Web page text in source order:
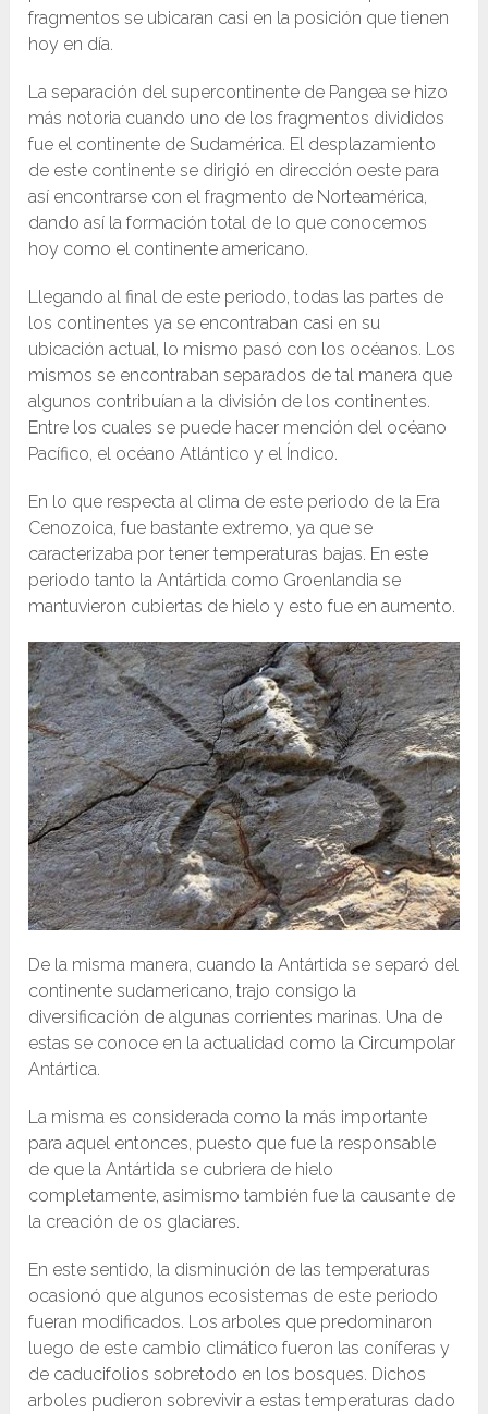
fragmentos se ubicaran casi en la posición que tienen
hoy en día.
La separación del supercontinente de Pangea se hizo
más notoria cuando uno de los fragmentos divididos
fue el continente de Sudamérica. El desplazamiento
de este continente se dirigió en dirección oeste para
así encontrarse con el fragmento de Norteamérica,
dando así la formación total de lo que conocemos
hoy como el continente americano.
Llegando al final de este periodo, todas las partes de
los continentes ya se encontraban casi en su
ubicación actual, lo mismo pasó con los océanos. Los
mismos se encontraban separados de tal manera que
algunos contribuían a la división de los continentes.
Entre los cuales se puede hacer mención del océano
Pacífico, el océano Atlántico y el Índico.
En lo que respecta al clima de este periodo de la Era
Cenozoica, fue bastante extremo, ya que se
caracterizaba por tener temperaturas bajas. En este
periodo tanto la Antártida como Groenlandia se
mantuvieron cubiertas de hielo y esto fue en aumento.
De la misma manera, cuando la Antártida se separó del
continente sudamericano, trajo consigo la
diversificación de algunas corrientes marinas. Una de
estas se conoce en la actualidad como la Circumpolar
Antártica.
La misma es considerada como la más importante
para aquel entonces, puesto que fue la responsable
de que la Antártida se cubriera de hielo
completamente, asimismo también fue la causante de
la creación de os glaciares.
En este sentido, la disminución de las temperaturas
ocasionó que algunos ecosistemas de este periodo
fueran modificados. Los arboles que predominaron
luego de este cambio climático fueron las coníferas y
de caducifolios sobretodo en los bosques. Dichos
arboles pudieron sobrevivir a estas temperaturas dado